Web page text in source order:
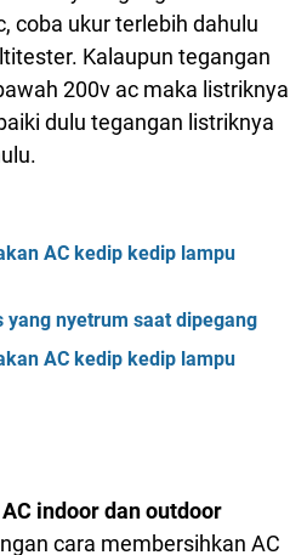
coba ukur terlebih dahulu
Kalaupun tegangan
200v ac maka listriknya
dulu tegangan listriknya
AC kedip kedip lampu
nyetrum saat dipegang
AC kedip kedip lampu
indoor dan outdoor
cara membersihkan AC